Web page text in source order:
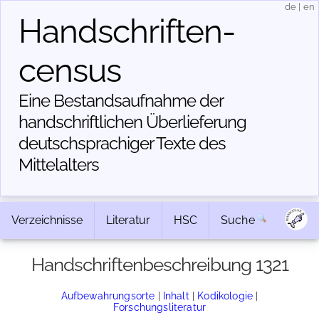
Handschriften­
census
Eine Bestandsaufnahme der
handschriftlichen Über­lieferung
deutschsprachiger Texte des
Mittelalters
de en
Verzeichnisse Literatur HSC Suche
Handschriftenbeschreibung 1321
Aufbewahrungsorte | Inhalt | Kodikologie |
Forschungsliteratur